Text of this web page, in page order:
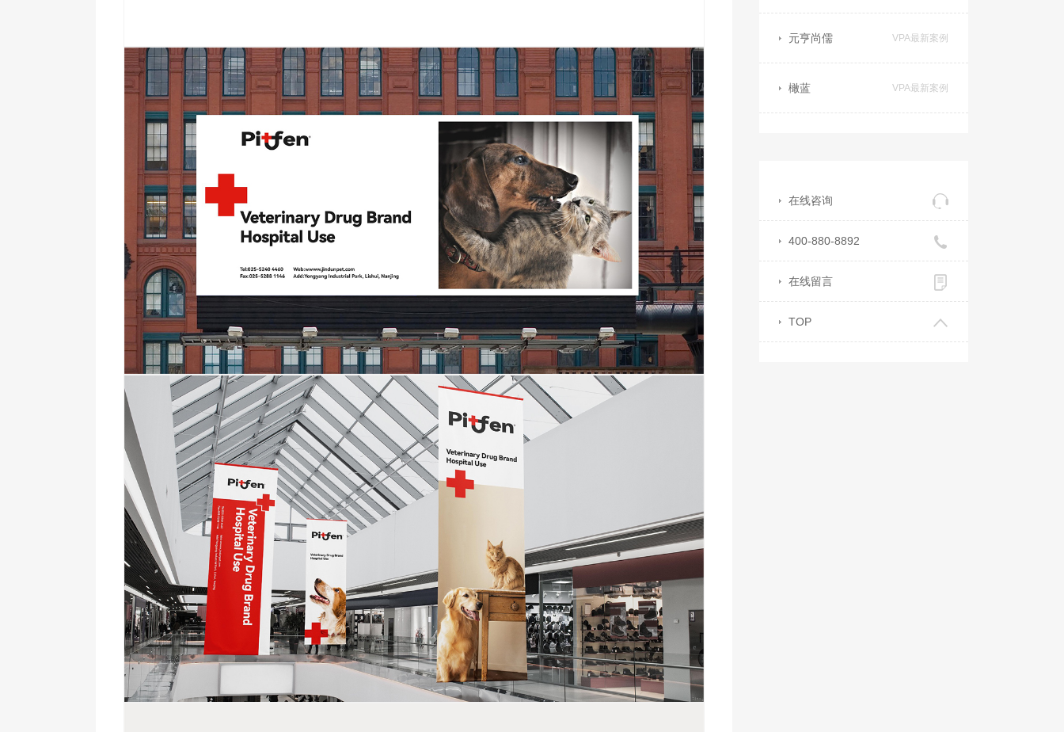
元亨尚儒 VPA最新案例
橄蓝 VPA最新案例
在线咨询
400-880-8892
在线留言
TOP